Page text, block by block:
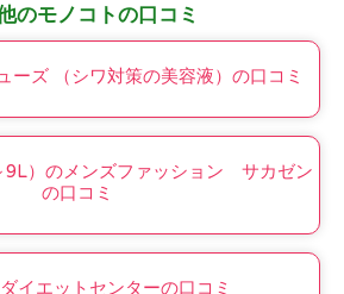
のモノコトの口コミ
ーズ （シワ対策の美容液）の口コミ
9L）のメンズファッション サカゼン
の口コミ
イエットセンターの口コミ